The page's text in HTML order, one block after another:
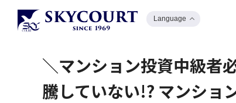
Language
＼マンション投資中級者
騰していない!? マンショ